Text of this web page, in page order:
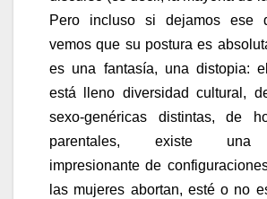
Pero incluso si dejamos ese
vemos que su postura es
es una fantasía, una distopia:
está lleno diversidad cultural,
sexo-genéricas distintas, de
parentales, existe una
impresionante de
las mujeres abortan, esté o no